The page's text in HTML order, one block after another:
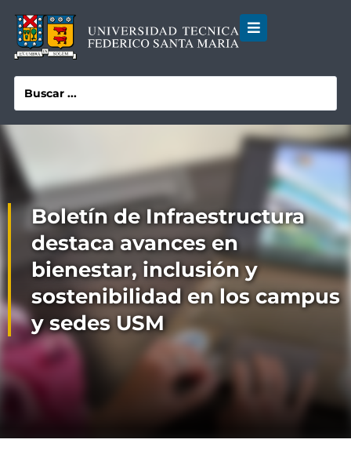
Boletín de Infraestructura
destaca avances en
bienestar, inclusión y
sostenibilidad en los campus
y sedes USM